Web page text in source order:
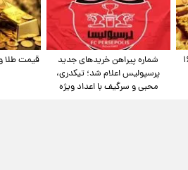
جمعه ۱۶
شماره پیراهن خریدهای جدید
پرسپولیس اعلام شد؛ تیکدری،
محبی و سرگیف با اعداد ویژه